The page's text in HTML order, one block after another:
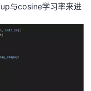
与cosine学习率来进